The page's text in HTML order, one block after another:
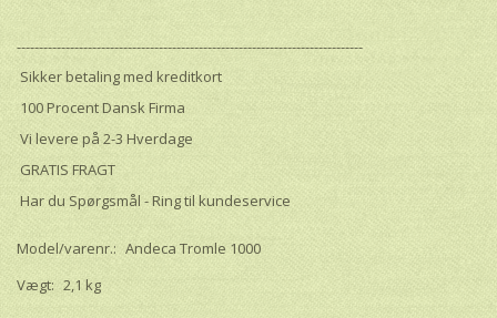
------------------------------------------------------------------------------
Sikker betaling med kreditkort
100 Procent Dansk Firma
Vi levere på 2-3 Hverdage
GRATIS FRAGT
Har du Spørgsmål - Ring til kundeservice
Model/varenr.: Andeca Tromle 1000
Vægt: 2,1 kg